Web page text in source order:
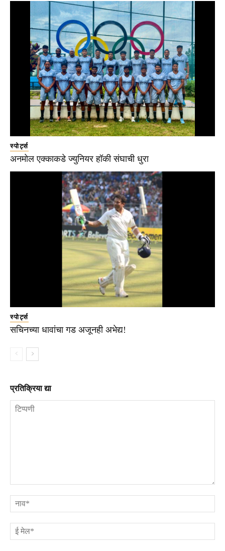
स्पोर्ट्स
अनमोल एक्काकडे ज्युनियर हॉकी संघाची धुरा
स्पोर्ट्स
सचिनच्या धावांचा गड अजूनही अभेद्य!
प्रतिक्रिया द्या